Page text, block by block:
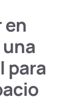
en
para